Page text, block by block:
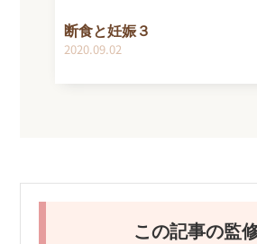
断食と妊娠３
2020.09.02
この記事の監